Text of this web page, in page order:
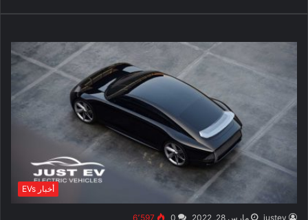
أخبار EVs
justev مارس 28, 2022 0 6٬597